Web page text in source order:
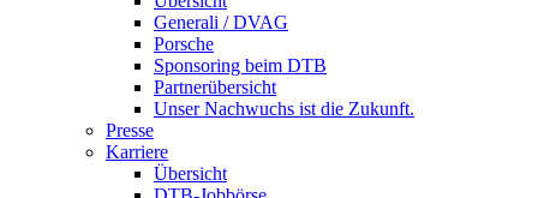
Generali / DVAG
Porsche
Sponsoring beim DTB
Partnerübersicht
Unser Nachwuchs ist die Zukunft.
Presse
Karriere
Übersicht